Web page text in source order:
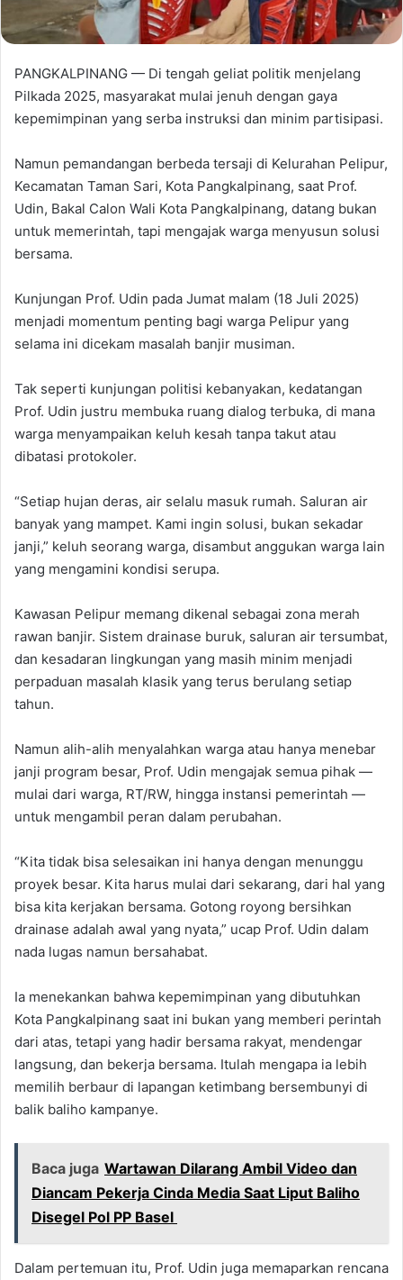
PANGKALPINANG — Di tengah geliat politik menjelang
Pilkada 2025, masyarakat mulai jenuh dengan gaya
kepemimpinan yang serba instruksi dan minim partisipasi.
Namun pemandangan berbeda tersaji di Kelurahan Pelipur,
Kecamatan Taman Sari, Kota Pangkalpinang, saat Prof.
Udin, Bakal Calon Wali Kota Pangkalpinang, datang bukan
untuk memerintah, tapi mengajak warga menyusun solusi
bersama.
Kunjungan Prof. Udin pada Jumat malam (18 Juli 2025)
menjadi momentum penting bagi warga Pelipur yang
selama ini dicekam masalah banjir musiman.
Tak seperti kunjungan politisi kebanyakan, kedatangan
Prof. Udin justru membuka ruang dialog terbuka, di mana
warga menyampaikan keluh kesah tanpa takut atau
dibatasi protokoler.
“Setiap hujan deras, air selalu masuk rumah. Saluran air
banyak yang mampet. Kami ingin solusi, bukan sekadar
janji,” keluh seorang warga, disambut anggukan warga lain
yang mengamini kondisi serupa.
Kawasan Pelipur memang dikenal sebagai zona merah
rawan banjir. Sistem drainase buruk, saluran air tersumbat,
dan kesadaran lingkungan yang masih minim menjadi
perpaduan masalah klasik yang terus berulang setiap
tahun.
Namun alih-alih menyalahkan warga atau hanya menebar
janji program besar, Prof. Udin mengajak semua pihak —
mulai dari warga, RT/RW, hingga instansi pemerintah —
untuk mengambil peran dalam perubahan.
“Kita tidak bisa selesaikan ini hanya dengan menunggu
proyek besar. Kita harus mulai dari sekarang, dari hal yang
bisa kita kerjakan bersama. Gotong royong bersihkan
drainase adalah awal yang nyata,” ucap Prof. Udin dalam
nada lugas namun bersahabat.
Ia menekankan bahwa kepemimpinan yang dibutuhkan
Kota Pangkalpinang saat ini bukan yang memberi perintah
dari atas, tetapi yang hadir bersama rakyat, mendengar
langsung, dan bekerja bersama. Itulah mengapa ia lebih
memilih berbaur di lapangan ketimbang bersembunyi di
balik baliho kampanye.
Baca juga Wartawan Dilarang Ambil Video dan
Diancam Pekerja Cinda Media Saat Liput Baliho
Disegel Pol PP Basel
Dalam pertemuan itu, Prof. Udin juga memaparkan rencana